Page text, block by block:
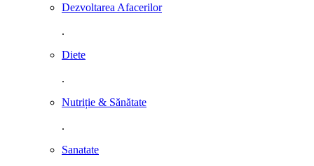
Dezvoltarea Afacerilor
.
Diete
.
Nutriție & Sănătate
.
Sanatate